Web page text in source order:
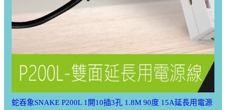
蛇吞象SNAKE P200L 1開10插3孔 1.8M 90度 15A延長用電源